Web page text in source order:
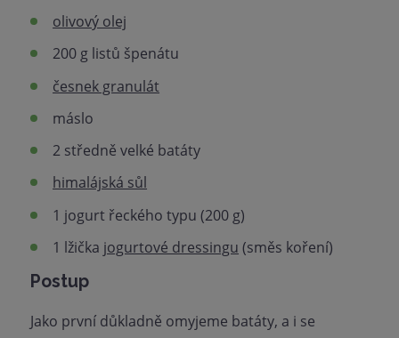
olivový olej
200 g listů špenátu
česnek granulát
máslo
2 středně velké batáty
himalájská sůl
1 jogurt řeckého typu (200 g)
1 lžička jogurtové dressingu (směs koření)
Postup
Jako první důkladně omyjeme batáty, a i se